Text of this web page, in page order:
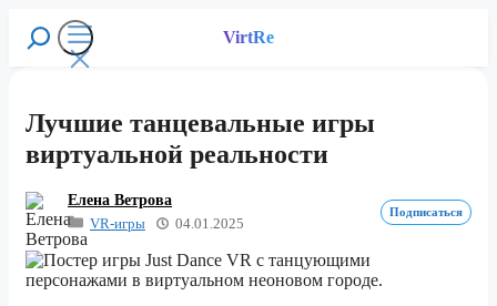
Перейти
содержимому
VirtRe
Меню
Поиск
Лучшие танцевальные игры
виртуальной реальности
Елена Ветрова
VR-игры
04.01.2025
Подписаться